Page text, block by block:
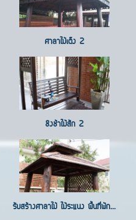
ศาลาไม้เต็ง 2
ชิงช้าไม้สัก 2
รับสร้างศาลาไม้ ไม้ระแนง พื้นที่พัก...